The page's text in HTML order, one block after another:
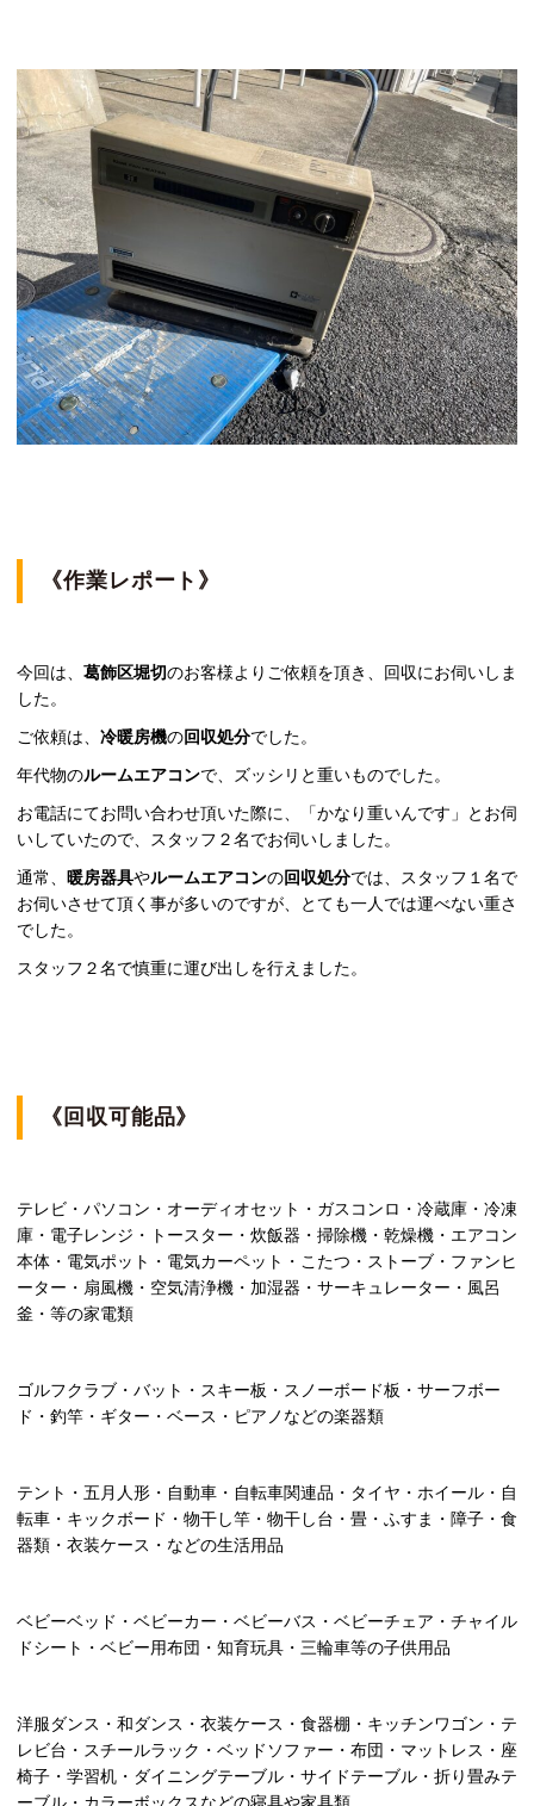
《作業レポート》
今回は、 葛飾区堀切のお客様よりご依頼を頂き、回収にお伺いしま
した。
ご依頼は、 冷暖房機の回収処分でした。
年代物のルームエアコンで、ズッシリと重いものでした。
お電話にてお問い合わせ頂いた際に、「かなり重いんです」とお伺
いしていたので、スタッフ２名でお伺いしました。
通常、 暖房器具やルームエアコンの回収処分では、スタッフ１名で
お伺いさせて頂く事が多いのですが、とても一人では運べない重さ
でした。
スタッフ２名で慎重に運び出しを行えました。
《回収可能品》
テレビ・パソコン・オーディオセット・ガスコンロ・冷蔵庫・冷凍
庫・電子レンジ・トースター・炊飯器・掃除機・乾燥機・エアコン
本体・電気ポット・電気カーペット・こたつ・ストーブ・ファンヒ
ーター・扇風機・空気清浄機・加湿器・サーキュレーター・風呂
釜・等の家電類
ゴルフクラブ・バット・スキー板・スノーボード板・サーフボー
ド・釣竿・ギター・ベース・ピアノなどの楽器類
テント・五月人形・自動車・自転車関連品・タイヤ・ホイール・自
転車・キックボード・物干し竿・物干し台・畳・ふすま・障子・食
器類・衣装ケース・などの生活用品
ベビーベッド・ベビーカー・ベビーバス・ベビーチェア・チャイル
ドシート・ベビー用布団・知育玩具・三輪車等の子供用品
洋服ダンス・和ダンス・衣装ケース・食器棚・キッチンワゴン・テ
レビ台・スチールラック・ベッドソファー・布団・マットレス・座
椅子・学習机・ダイニングテーブル・サイドテーブル・折り畳みテ